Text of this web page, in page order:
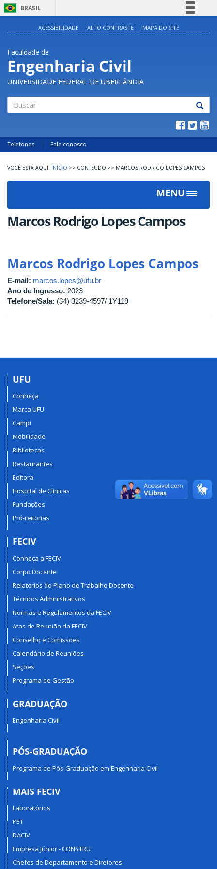
BRASIL
Legislação
Canais
ACESSIBILIDADE ALTO CONTRASTE MAPA DO SITE
Faculdade de
Engenharia Civil
UNIVERSIDADE FEDERAL DE UBERLÂNDIA
Telefones Fale conosco
INÍCIO >> CONTEUDO >> MARCOS RODRIGO LOPES CAMPOS
MENU
Toggle
Marcos Rodrigo Lopes Campos
Marcos Rodrigo Lopes Campos
E-mail: marcos.lopes@ufu.br
Ano de Ingresso: 2023
Telefone/Sala: (34) 3239-4597/ 1Y119
UFU
Conheça
Marca UFU
Campi
Mobilidade
Bibliotecas
Restaurantes
Editora
Hospital de Clínicas
Fundações
Pró-reitorias
FECIV
Conheça a FECIV
Corpo Docente
Relatórios do Plano de Trabalho Docente
Técnicos Administrativos
Normas e Regulamentos da FECIV
Atas de Reunião da FECIV
Conselho e Comissões
Calendário de Reuniões
Seções
Programa de Gestão
GRADUAÇÃO
Engenharia Civil
PÓS-GRADUAÇÃO
Programa de Pós-Graduação em Engenharia Civil
MAIS FECIV
Laboratórios
PET
DACIV
Empresa Júnior - CONSTRU
Chefes de Departamento e Diretores